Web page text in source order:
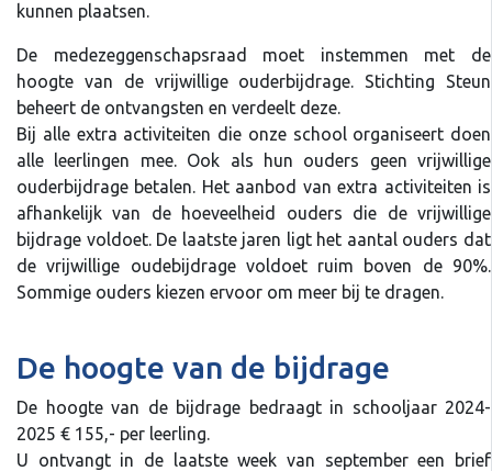
kunnen plaatsen.
De medezeggenschapsraad moet instemmen met de
hoogte van de vrijwillige ouderbijdrage. Stichting Steun
beheert de ontvangsten en verdeelt deze.
Bij alle extra activiteiten die onze school organiseert doen
alle leerlingen mee. Ook als hun ouders geen vrijwillige
ouderbijdrage betalen. Het aanbod van extra activiteiten is
afhankelijk van de hoeveelheid ouders die de vrijwillige
bijdrage voldoet. De laatste jaren ligt het aantal ouders dat
de vrijwillige oudebijdrage voldoet ruim boven de 90%.
Sommige ouders kiezen ervoor om meer bij te dragen.
De hoogte van de bijdrage
De hoogte van de bijdrage bedraagt in schooljaar 2024-
2025 € 155,- per leerling.
U ontvangt in de laatste week van september een brief